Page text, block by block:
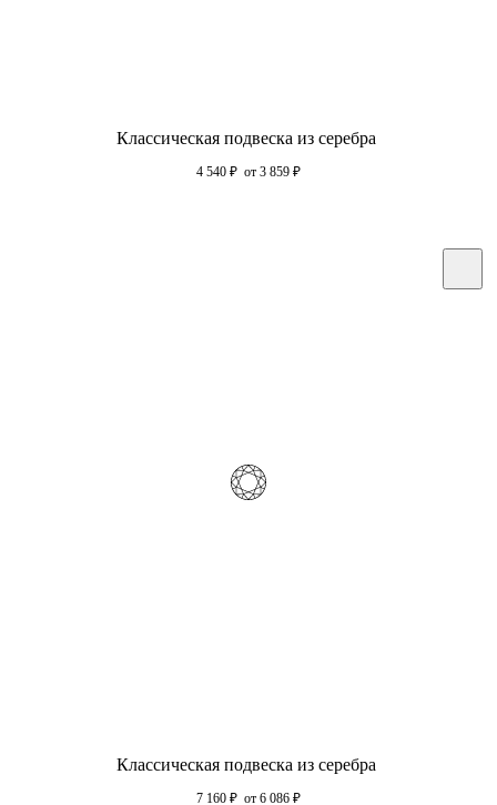
Классическая подвеска из серебра
4 540 ₽ от 3 859 ₽
Классическая подвеска из серебра
7 160 ₽ от 6 086 ₽